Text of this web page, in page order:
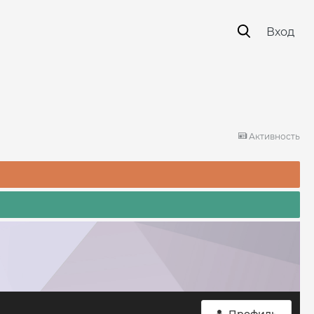
Вход
Активность